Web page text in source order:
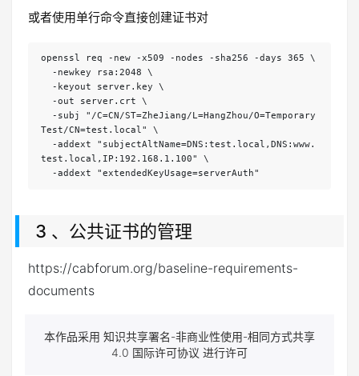
或者使用单行命令直接创建证书对
openssl req -new -x509 -nodes -sha256 -days 365 \
  -newkey rsa:2048 \
  -keyout server.key \
  -out server.crt \
Test/CN=test.local" \
test.local,IP:192.168.1.100" \
  -addext "extendedKeyUsage=serverAuth"
3 、公共证书的管理
https://cabforum.org/baseline-requirements-
documents
本作品采用 知识共享署名-非商业性使用-相同方式共享
4.0 国际许可协议 进行许可